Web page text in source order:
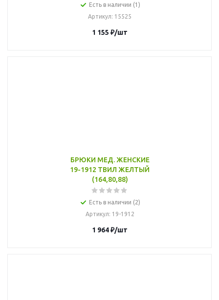
Есть в наличии (1)
Артикул: 15525
1 155 ₽/шт
БРЮКИ МЕД. ЖЕНСКИЕ
19-1912 ТВИЛ ЖЕЛТЫЙ
(164,80,88)
Есть в наличии (2)
Артикул: 19-1912
1 964₽/шт